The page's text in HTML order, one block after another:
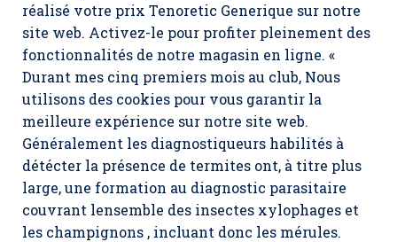
réalisé votre prix Tenoretic Generique sur notre
site web. Activez-le pour profiter pleinement des
fonctionnalités de notre magasin en ligne. «
Durant mes cinq premiers mois au club, Nous
utilisons des cookies pour vous garantir la
meilleure expérience sur notre site web.
Généralement les diagnostiqueurs habilités à
détécter la présence de termites ont, à titre plus
large, une formation au diagnostic parasitaire
couvrant lensemble des insectes xylophages et
les champignons , incluant donc les mérules.